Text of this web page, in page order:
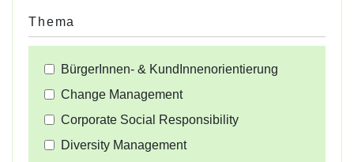
Thema
BürgerInnen- & KundInnenorientierung
Change Management
Corporate Social Responsibility
Diversity Management